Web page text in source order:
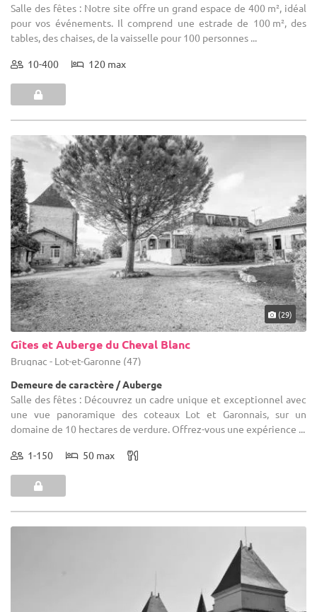
Salle des fêtes : Notre site offre un grand espace de 400 m², idéal
pour vos événements. Il comprend une estrade de 100 m², des
tables, des chaises, de la vaisselle pour 100 personnes ...
10-400 120 max
(29)
Gîtes et Auberge du Cheval Blanc
Brugnac - Lot-et-Garonne (47)
Demeure de caractère / Auberge
Salle des fêtes : Découvrez un cadre unique et exceptionnel avec
une vue panoramique des coteaux Lot et Garonnais, sur un
domaine de 10 hectares de verdure. Offrez-vous une expérience ...
1-150 50 max